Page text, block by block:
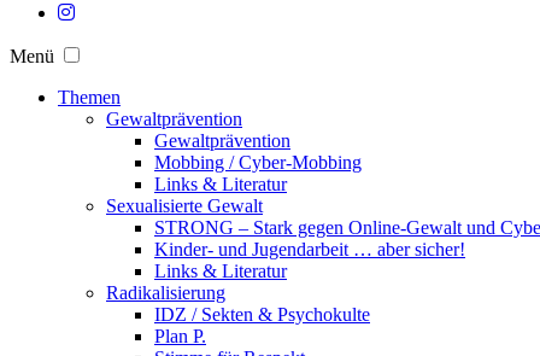
Menü
Themen
Gewaltprävention
Gewaltprävention
Mobbing / Cyber-Mobbing
Links & Literatur
Sexualisierte Gewalt
STRONG – Stark gegen Online-Gewalt und
Kinder- und Jugendarbeit … aber sicher!
Links & Literatur
Radikalisierung
IDZ / Sekten & Psychokulte
Plan P.